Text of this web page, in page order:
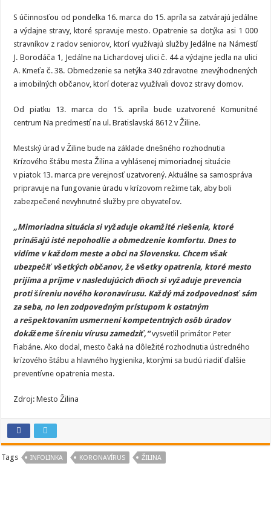
S účinnosťou od pondelka 16. marca do 15. apríla sa zatvárajú jedálne
a výdajne stravy, ktoré spravuje mesto. Opatrenie sa dotýka asi 1 000
stravníkov z radov seniorov, ktorí využívajú služby Jedálne na Námestí
J. Borodáča 1, Jedálne na Lichardovej ulici č. 44 a výdajne jedla na ulici
A. Kmeťa č. 38. Obmedzenie sa netýka 340 zdravotne znevýhodnených
a imobilných občanov, ktorí doteraz využívali dovoz stravy domov.
Od piatku 13. marca do 15. apríla bude uzatvorené Komunitné
centrum Na predmestí na ul. Bratislavská 8612 v Žiline.
Mestský úrad v Žiline bude na základe dnešného rozhodnutia
Krízového štábu mesta Žilina a vyhlásenej mimoriadnej situácie
v piatok 13. marca pre verejnosť uzatvorený. Aktuálne sa samospráva
pripravuje na fungovanie úradu v krízovom režime tak, aby boli
zabezpečené nevyhnutné služby pre obyvateľov.
„Mimoriadna situácia si vyžaduje okamžité riešenia, ktoré
prinášajú isté nepohodlie a obmedzenie komfortu. Dnes to
vidíme v každom meste a obci na Slovensku. Chcem však
ubezpečiť všetkých občanov, že všetky opatrenia, ktoré mesto
prijíma a príjme v nasledujúcich dňoch si vyžaduje prevencia
proti šíreniu nového koronavírusu. Každý má zodpovednosť sám
za seba, no len zodpovedným prístupom k ostatným
a rešpektovaním usmernení kompetentných osôb úradov
dokážeme šíreniu vírusu zamedziť,“ vysvetlil primátor Peter
Fiabáne. Ako dodal, mesto čaká na dôležité rozhodnutia ústredného
krízového štábu a hlavného hygienika, ktorými sa budú riadiť ďalšie
preventívne opatrenia mesta.
Zdroj: Mesto Žilina
Tags INFOLINKA KORONAVÍRUS ŽILINA